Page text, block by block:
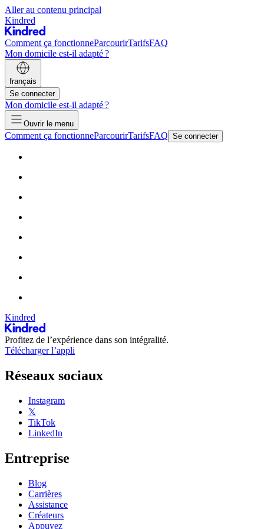
Aller au contenu principal
Kindred
Comment ça fonctionneParcourirTarifsFAQ
Mon domicile est-il adapté ?
français
Se connecter
Mon domicile est-il adapté ?
Ouvrir le menu
Comment ça fonctionneParcourirTarifsFAQ Se connecter
Kindred
Profitez de l’expérience dans son intégralité.
Télécharger l’appli
Réseaux sociaux
Instagram
𝕏
TikTok
LinkedIn
Entreprise
Blog
Carrières
Assistance
Créateurs
Appuyez